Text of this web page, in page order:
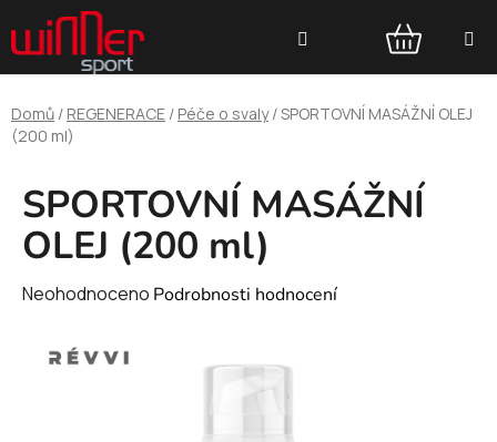
na
obsah
NÁKUPNÍ
KOŠÍK
Domů / REGENERACE / Péče o svaly /SPORTOVNÍ MASÁŽNÍ OLEJ
(200 ml)
SPORTOVNÍ MASÁŽNÍ
OLEJ (200 ml)
Průměrné
produktu
Neohodnoceno Podrobnosti hodnocení